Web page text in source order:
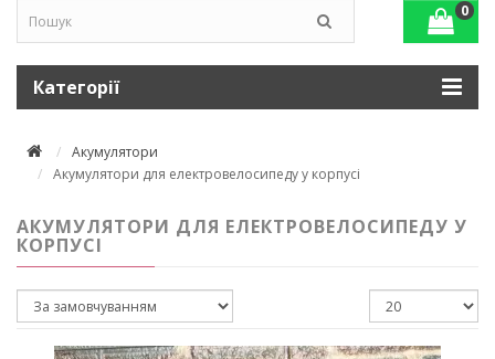
0
Категорії
Акумулятори
Акумулятори для електровелосипеду у корпусі
АКУМУЛЯТОРИ ДЛЯ ЕЛЕКТРОВЕЛОСИПЕДУ У
КОРПУСІ